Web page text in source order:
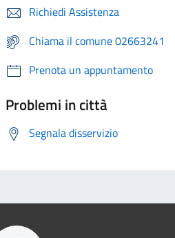
Richiedi Assistenza
Chiama il comune 02663241
Prenota un appuntamento
Problemi in città
Segnala disservizio